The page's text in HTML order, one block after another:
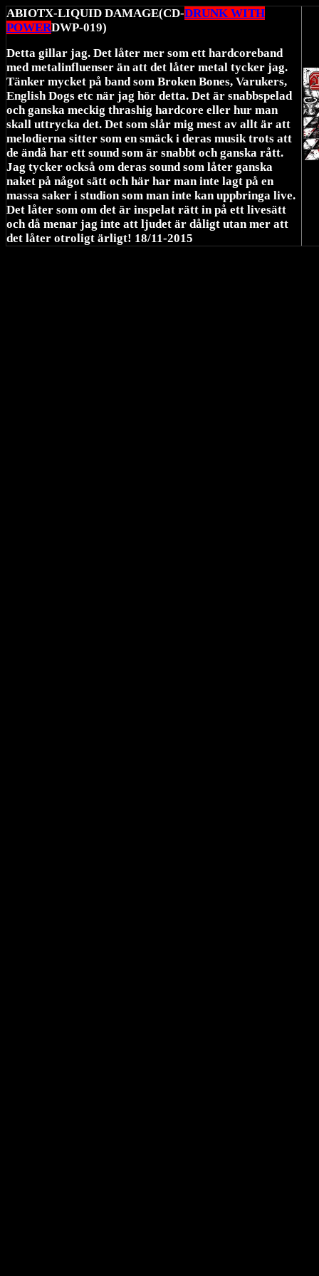
ABIOTX-LIQUID DAMAGE(CD-DRUNK WITH
POWERDWP-019)
Detta gillar jag. Det låter mer som ett hardcoreband
med metalinfluenser än att det låter metal tycker jag.
Tänker mycket på band som Broken Bones, Varukers,
English Dogs etc när jag hör detta. Det är snabbspelad
och ganska meckig thrashig hardcore eller hur man
skall uttrycka det. Det som slår mig mest av allt är att
melodierna sitter som en smäck i deras musik trots att
de ändå har ett sound som är snabbt och ganska rått.
Jag tycker också om deras sound som låter ganska
naket på något sätt och här har man inte lagt på en
massa saker i studion som man inte kan uppbringa live.
Det låter som om det är inspelat rätt in på ett livesätt
och då menar jag inte att ljudet är dåligt utan mer att
det låter otroligt ärligt! 18/11-2015